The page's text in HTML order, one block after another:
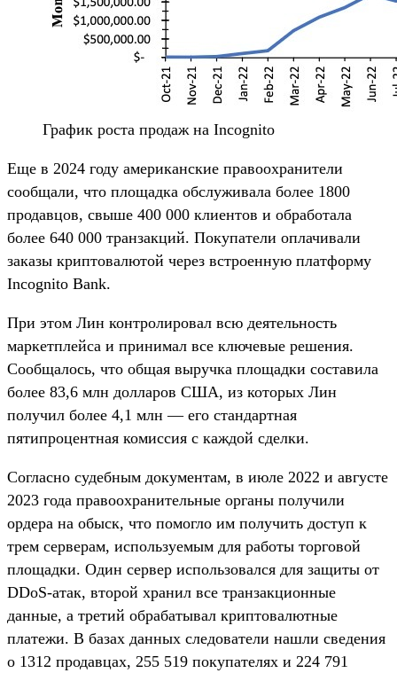
График роста продаж на Incognito
Еще в 2024 году американские правоохранители
сообщали, что площадка обслуживала более 1800
продавцов, свыше 400 000 клиентов и обработала
более 640 000 транзакций. Покупатели оплачивали
заказы криптовалютой через встроенную платформу
Incognito Bank.
При этом Лин контролировал всю деятельность
маркетплейса и принимал все ключевые решения.
Сообщалось, что общая выручка площадки составила
более 83,6 млн долларов США, из которых Лин
получил более 4,1 млн — его стандартная
пятипроцентная комиссия с каждой сделки.
Согласно судебным документам, в июле 2022 и августе
2023 года правоохранительные органы получили
ордера на обыск, что помогло им получить доступ к
трем серверам, используемым для работы торговой
площадки. Один сервер использовался для защиты от
DDoS-атак, второй хранил все транзакционные
данные, а третий обрабатывал криптовалютные
платежи. В базах данных следователи нашли сведения
о 1312 продавцах, 255 519 покупателях и 224 791